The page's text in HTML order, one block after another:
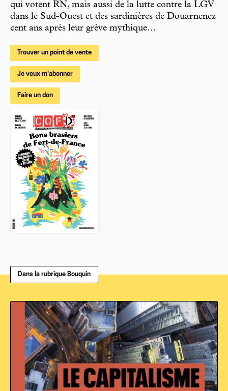
qui votent RN, mais aussi de la lutte contre la LGV
dans le Sud-Ouest et des sardinières de Douarnenez
cent ans après leur grève mythique…
Trouver un point de vente
Je veux m'abonner
Faire un don
Dans la rubrique Bouquin